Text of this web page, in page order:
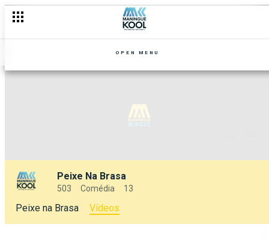
OPEN MENU
Peixe Na Brasa
503 Comédia 13
Peixe na Brasa Vídeos